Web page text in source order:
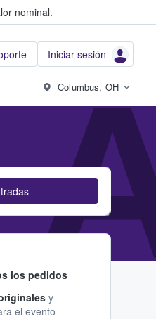
nominal.
Iniciar sesión
Columbus, OH
los pedidos
y
el evento